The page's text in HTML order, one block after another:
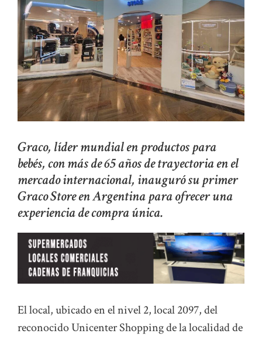
Graco, líder mundial en productos para
bebés, con más de 65 años de trayectoria en el
mercado internacional, inauguró su primer
Graco Store en Argentina para ofrecer una
experiencia de compra única.
El local, ubicado en el nivel 2, local 2097, del
reconocido Unicenter Shopping de la localidad de